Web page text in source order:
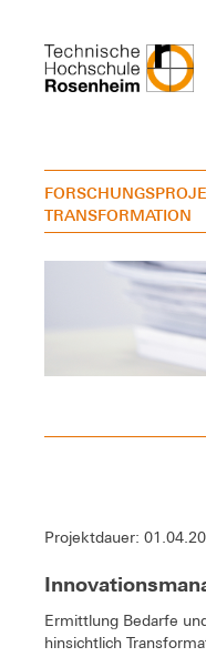
TRANSFORMATION
Projektdauer:
Ermittlung Bedarfe
hinsichtlich